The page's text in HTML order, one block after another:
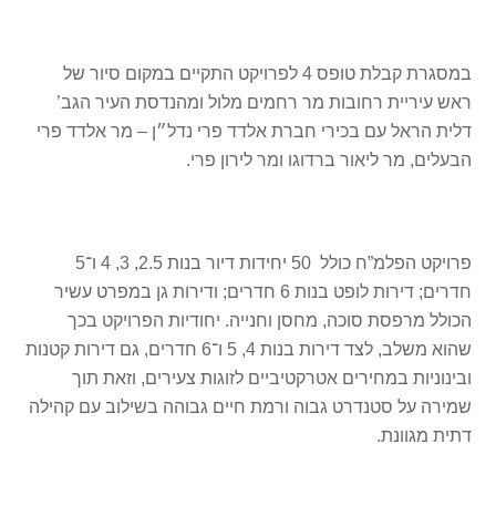
במסגרת קבלת טופס 4 לפרויקט התקיים במקום סיור של
ראש עיריית רחובות מר רחמים מלול ומהנדסת העיר הגב’
דלית הראל עם בכירי חברת אלדד פרי נדל״ן – מר אלדד פרי
הבעלים, מר ליאור ברדוגו ומר לירון פרי.
פרויקט הפלמ”ח כולל 50 יחידות דיור בנות 2.5, 3, 4 ו־5
חדרים; דירות לופט בנות 6 חדרים; ודירות גן במפרט עשיר
הכולל מרפסת סוכה, מחסן וחנייה. יחודיות הפרויקט בכך
שהוא משלב, לצד דירות בנות 4, 5 ו־6 חדרים, גם דירות קטנות
ובינוניות במחירים אטרקטיביים לזוגות צעירים, וזאת תוך
שמירה על סטנדרט גבוה ורמת חיים גבוהה בשילוב עם קהילה
דתית מגוונת.